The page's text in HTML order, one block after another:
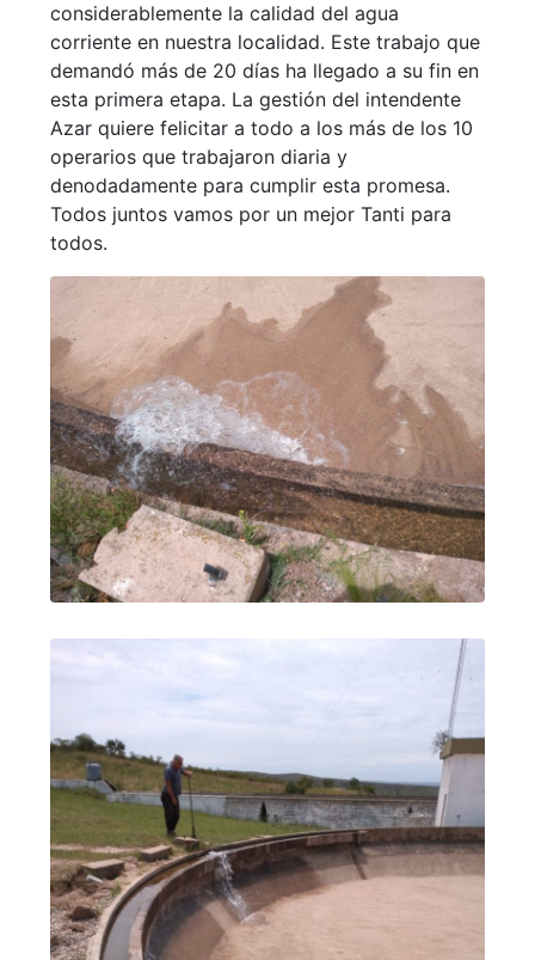
considerablemente la calidad del agua
corriente en nuestra localidad. Este trabajo que
demandó más de 20 días ha llegado a su fin en
esta primera etapa. La gestión del intendente
Azar quiere felicitar a todo a los más de los 10
operarios que trabajaron diaria y
denodadamente para cumplir esta promesa.
Todos juntos vamos por un mejor Tanti para
todos.